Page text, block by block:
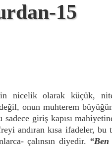
15
nicelik olarak küçük,
onun muhterem
giriş kapısı
andıran kısa ifadeler,
çalınsın diyedir. “Ben